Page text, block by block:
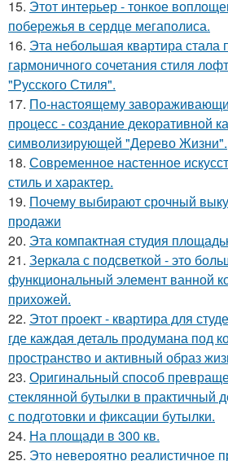
15. Этот интерьер - тонкое
побережья в сердце мегаполиса.
16. Эта небольшая квартира стала
гармоничного сочетания стиля
"Русского Стиля".
17. По-настоящему
процесс - создание декоративной
символизирующей "Дерево Жизни".
18. Современное настенное
стиль и характер.
19. Почему выбирают срочный
продажи
20. Эта компактная студия
21. Зеркала с подсветкой - это
функциональный элемент ванной
прихожей.
22. Этот проект - квартира для
где каждая деталь продумана под
пространство и активный образ
23. Оригинальный способ
стеклянной бутылки в практичный
с подготовки и фиксации бутылки.
24. На площади в 300 кв.
25. Это невероятно реалистичное